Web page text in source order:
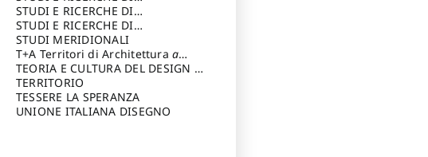
DELL’ARCHITETTURA E
DELL’AMBIENTEa cura di: Migliari
Riccardo
ARCHEOLOGIA IN SICILIA
di: Pelagatti Paola
STUDI E RICERCHE DI
ARCHITETTURA del Dipartimento
di Architettura Università degli
Studi G. d' Annunzio
STUDI E RICERCHE DI
ARCHITETTURA del Dipartimento
di Architettura Università degli
Studi G. d' Annunzio, Chieti-
Pescaraa cura di: Fusero Paolo
STUDI MERIDIONALI
T+A Territori di Architetturaa
cura di: Ramazzotti Luigi
TEORIA E CULTURA DEL DESIGN a
cura di: Furlanis Giuseppe
TERRITORIO
TESSERE LA SPERANZA
UNIONE ITALIANA DISEGNO